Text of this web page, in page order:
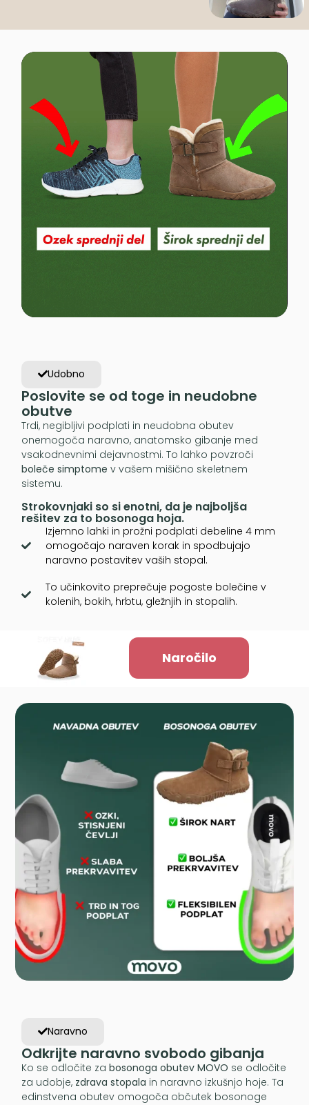
Udobno
Poslovite se od toge in neudobne
obutve
Trdi, negibljivi podplati in neudobna obutev
onemogoča naravno, anatomsko gibanje med
vsakodnevnimi dejavnostmi. To lahko povzroči
boleče simptome v vašem mišično skeletnem
sistemu.
Strokovnjaki so si enotni, da je najboljša
rešitev za to bosonoga hoja.
Izjemno lahki in prožni podplati debeline 4 mm
omogočajo naraven korak in spodbujajo
naravno postavitev vaših stopal.
To učinkovito preprečuje pogoste bolečine v
kolenih, bokih, hrbtu, gležnjih in stopalih.
Naročilo
Naravno
Odkrijte naravno svobodo gibanja
Ko se odločite zabosonoga obutev MOVO se odločite
za udobje, zdrava stopala in naravno izkušnjo hoje. Ta
edinstvena obutev omogoča občutek bosonoge